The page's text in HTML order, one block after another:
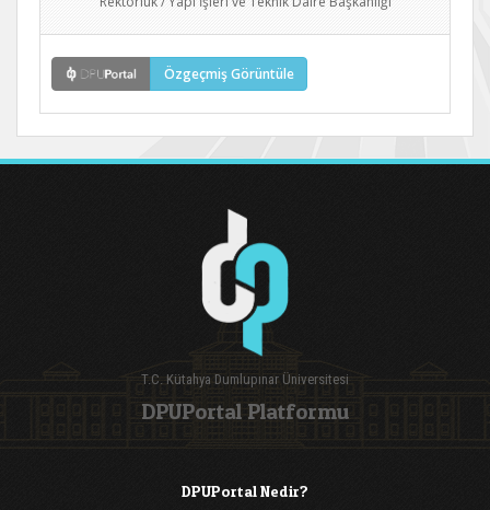
Özgeçmiş Görüntüle
T.C. Kütahya Dumlupınar Üniversitesi
DPUPortal Platformu
DPUPortal Nedir?